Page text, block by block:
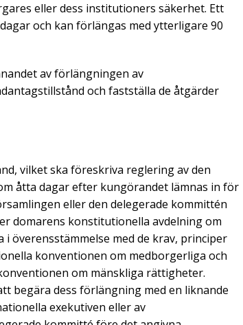
eller dess institutioners säkerhet. Ett
och kan förlängas med ytterligare 90
av förlängningen av
och fastställa de åtgärder
vilket ska föreskriva reglering av den
åtta dagar efter kungörandet lämnas in för
eller den delegerade kommittén
domarens konstitutionella avdelning om
överensstämmelse med de krav, principer
konventionen om medborgerliga och
om mänskliga rättigheter.
begära dess förlängning med en liknande
exekutiven eller av